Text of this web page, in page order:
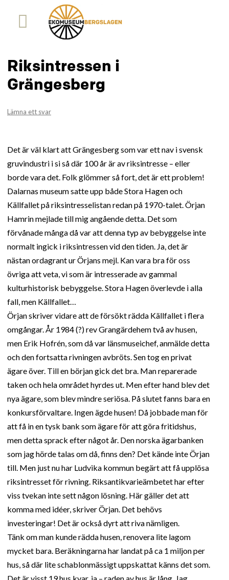
Riksintressen i
Grängesberg
Lämna ett svar
Det är väl klart att Grängesberg som var ett nav i svensk
gruvindustri i si så där 100 år är av riksintresse – eller
borde vara det. Folk glömmer så fort, det är ett problem!
Dalarnas museum satte upp både Stora Hagen och
Källfallet på riksintresselistan redan på 1970-talet. Örjan
Hamrin mejlade till mig angående detta. Det som
förvånade många då var att denna typ av bebyggelse inte
normalt ingick i riksintressen vid den tiden. Ja, det är
nästan ordagrant ur Örjans mejl. Kan vara bra för oss
övriga att veta, vi som är intresserade av gammal
kulturhistorisk bebyggelse. Stora Hagen överlevde i alla
fall, men Källfallet…
Örjan skriver vidare att de försökt rädda Källfallet i flera
omgångar. År 1984 (?) rev Grangärdehem två av husen,
men Erik Hofrén, som då var länsmuseichef, anmälde detta
och den fortsatta rivningen avbröts. Sen tog en privat
ägare över. Till en början gick det bra. Man reparerade
taken och hela området hyrdes ut. Men efter hand blev det
nya ägare, som blev mindre seriösa. På slutet fanns bara en
konkursförvaltare. Ingen ägde husen! Då jobbade man för
att få in en tysk bank som ägare för att göra fritidshus,
men detta sprack efter något år. Den norska ägarbanken
som jag hörde talas om då, finns den? Det kände inte Örjan
till. Men just nu har Ludvika kommun begärt att få upplösa
riksintresset för rivning. Riksantikvarieämbetet har efter
viss tvekan inte sett någon lösning. Här gäller det att
komma med idéer, skriver Örjan. Det behövs
investeringar! Det är också dyrt att riva nämligen.
Tänk om man kunde rädda husen, renovera lite lagom
mycket bara. Beräkningarna har landat på ca 1 miljon per
hus, så där lite schablonmässigt uppskattat känns det som.